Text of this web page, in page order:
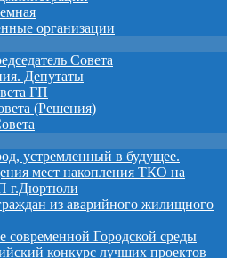
организации
Совета
Депутаты
ГП
(Решения)
устремленный в будущее.
мест накопления ТКО на
г.Дюртюли
из аварийного жилищного
современной Городской среды
конкурс лучших проектов